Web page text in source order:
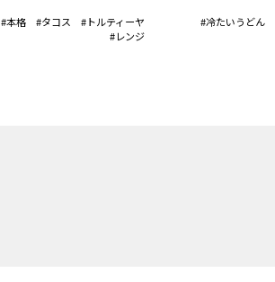
#本格 #タコス
#トルティーヤ
#レンジ
#冷たいうどん